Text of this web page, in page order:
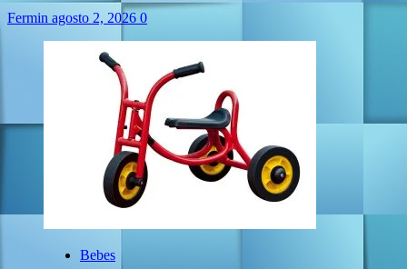
Fermin agosto 2, 2026 0
Bebes